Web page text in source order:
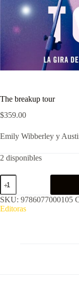
The breakup tour
$359.00
Emily Wibberley y
2 disponibles
The
breakup
tour
cantidad
SKU: 9786077000105
Editoras